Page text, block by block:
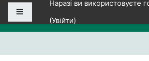
Перейти до головного вмісту
Наразі ви використовуєте
(Увійти)